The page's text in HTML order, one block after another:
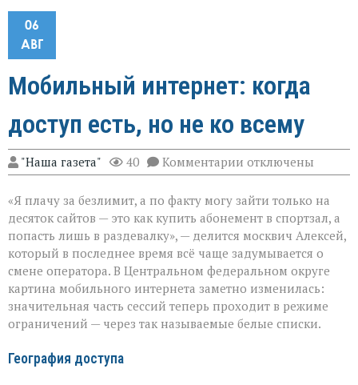
06
АВГ
Мобильный интернет: когда
доступ есть, но не ко всему
"Наша газета" 40 Комментарии к
записи
интернет:
когда
есть,
но
не
ко
всему
отключены
«Я плачу за безлимит, а по факту могу зайти только на
десяток сайтов — это как купить абонемент в спортзал, а
попасть лишь в раздевалку», — делится москвич Алексей,
который в последнее время всё чаще задумывается о
смене оператора. В Центральном федеральном округе
картина мобильного интернета заметно изменилась:
значительная часть сессий теперь проходит в режиме
ограничений — через так называемые белые списки.
География доступа